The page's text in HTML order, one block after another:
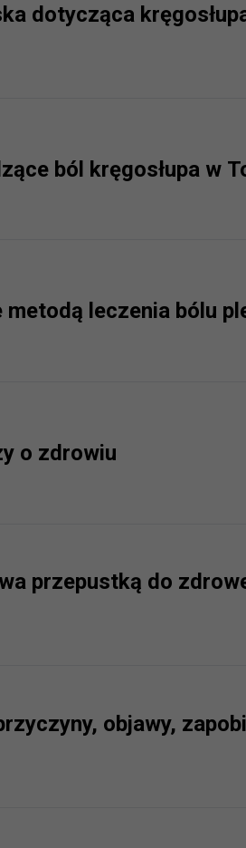
dotycząca
ból kręgosłupa w
metodą leczenia bólu
o zdrowiu
przepustką do
objawy,